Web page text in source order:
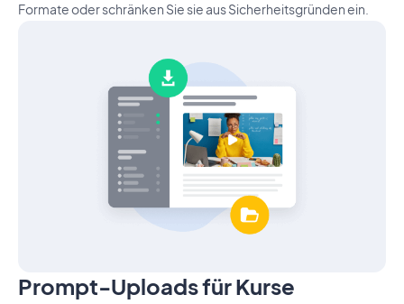
Formate oder schränken Sie sie aus Sicherheitsgründen ein.
Prompt-Uploads für Kurse